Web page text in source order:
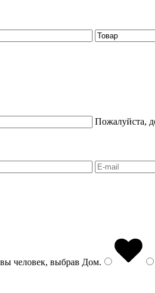
Пожалуйста,
человек, выбрав Дом.